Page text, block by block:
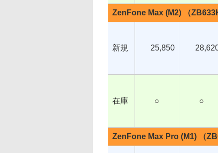
ZenFone Max (M2) （
新規 25,850
在庫 ○ ○
ZenFone Max Pro (M1) （